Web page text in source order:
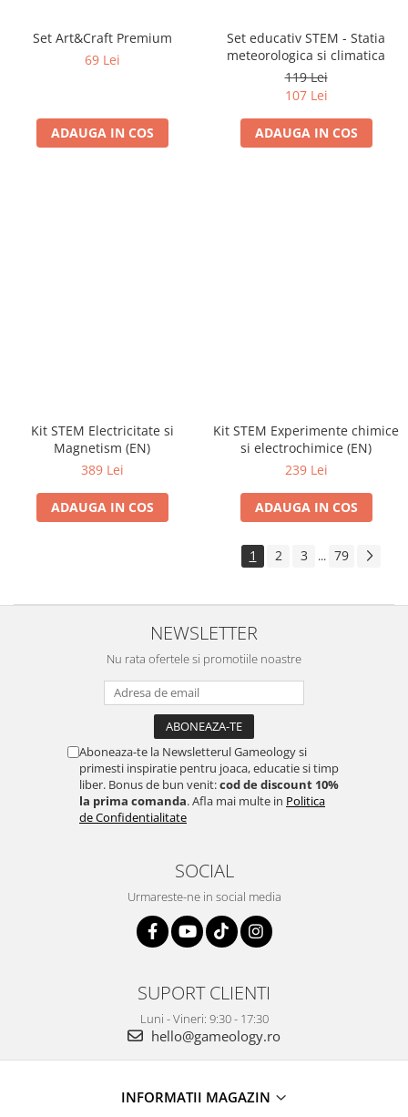
Set Art&Craft Premium
69 Lei
ADAUGA IN COS
Set educativ STEM - Statia
meteorologica si climatica
119 Lei
107 Lei
ADAUGA IN COS
Kit STEM Electricitate si
Magnetism (EN)
389 Lei
ADAUGA IN COS
Kit STEM Experimente chimice
si electrochimice (EN)
239 Lei
ADAUGA IN COS
1 2 3 ... 79
NEWSLETTER
Nu rata ofertele si promotiile noastre
Aboneaza-te la Newsletterul Gameology si
primesti inspiratie pentru joaca, educatie si timp
liber. Bonus de bun venit:cod de discount 10%
la prima comanda. Afla mai multe in Politica
de Confidentialitate
SOCIAL
Urmareste-ne in social media
SUPORT CLIENTI
Luni - Vineri: 9:30 - 17:30
hello@gameology.ro
INFORMATII MAGAZIN